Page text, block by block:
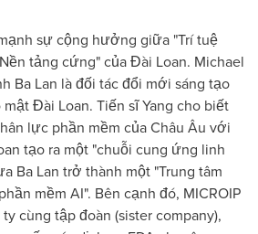
sự cộng hưởng giữa "Trí tuệ
tảng cứng" của Đài Loan. Michael
Ba Lan là đối tác đổi mới sáng tạo
Đài Loan. Tiến sĩ Yang cho biết
lực phần mềm của Châu Âu với
tạo ra một "chuỗi cung ứng linh
Ba Lan trở thành một "Trung tâm
mềm AI". Bên cạnh đó, MICROIP
cùng tập đoàn (sister company),